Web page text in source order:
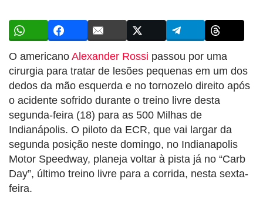
O americano Alexander Rossi passou por uma
cirurgia para tratar de lesões pequenas em um dos
dedos da mão esquerda e no tornozelo direito após
o acidente sofrido durante o treino livre desta
segunda-feira (18) para as 500 Milhas de
Indianápolis. O piloto da ECR, que vai largar da
segunda posição neste domingo, no Indianapolis
Motor Speedway, planeja voltar à pista já no “Carb
Day”, último treino livre para a corrida, nesta sexta-
feira.